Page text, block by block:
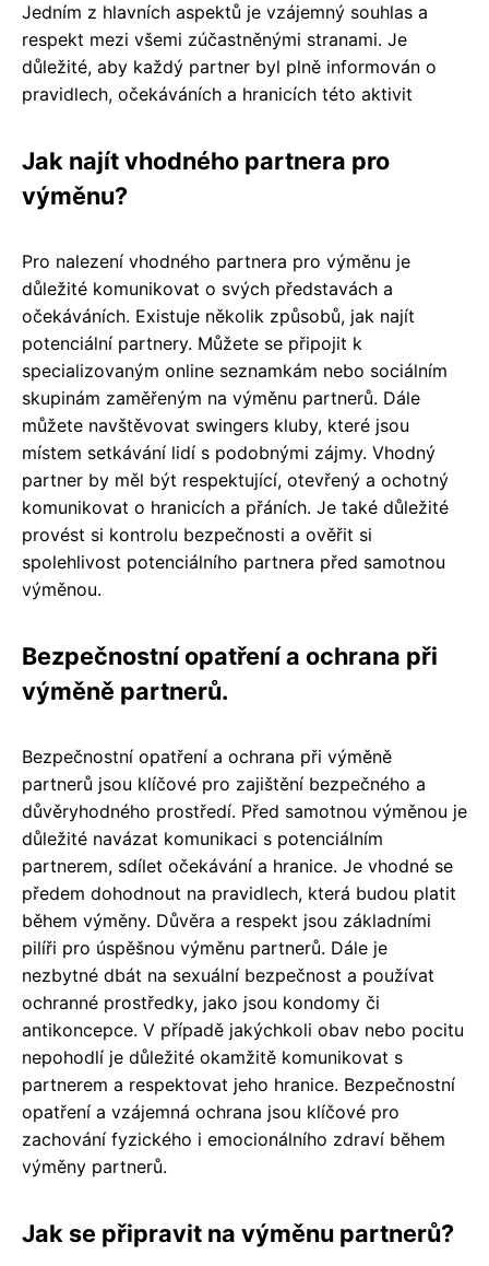
Jedním z hlavních aspektů je vzájemný souhlas a
respekt mezi všemi zúčastněnými stranami. Je
důležité, aby každý partner byl plně informován o
pravidlech, očekáváních a hranicích této aktivit
Jak najít vhodného partnera pro
výměnu?
Pro nalezení vhodného partnera pro výměnu je
důležité komunikovat o svých představách a
očekáváních. Existuje několik způsobů, jak najít
potenciální partnery. Můžete se připojit k
specializovaným online seznamkám nebo sociálním
skupinám zaměřeným na výměnu partnerů. Dále
můžete navštěvovat swingers kluby, které jsou
místem setkávání lidí s podobnými zájmy. Vhodný
partner by měl být respektující, otevřený a ochotný
komunikovat o hranicích a přáních. Je také důležité
provést si kontrolu bezpečnosti a ověřit si
spolehlivost potenciálního partnera před samotnou
výměnou.
Bezpečnostní opatření a ochrana při
výměně partnerů.
Bezpečnostní opatření a ochrana při výměně
partnerů jsou klíčové pro zajištění bezpečného a
důvěryhodného prostředí. Před samotnou výměnou je
důležité navázat komunikaci s potenciálním
partnerem, sdílet očekávání a hranice. Je vhodné se
předem dohodnout na pravidlech, která budou platit
během výměny. Důvěra a respekt jsou základními
pilíři pro úspěšnou výměnu partnerů. Dále je
nezbytné dbát na sexuální bezpečnost a používat
ochranné prostředky, jako jsou kondomy či
antikoncepce. V případě jakýchkoli obav nebo pocitu
nepohodlí je důležité okamžitě komunikovat s
partnerem a respektovat jeho hranice. Bezpečnostní
opatření a vzájemná ochrana jsou klíčové pro
zachování fyzického i emocionálního zdraví během
výměny partnerů.
Jak se připravit na výměnu partnerů?